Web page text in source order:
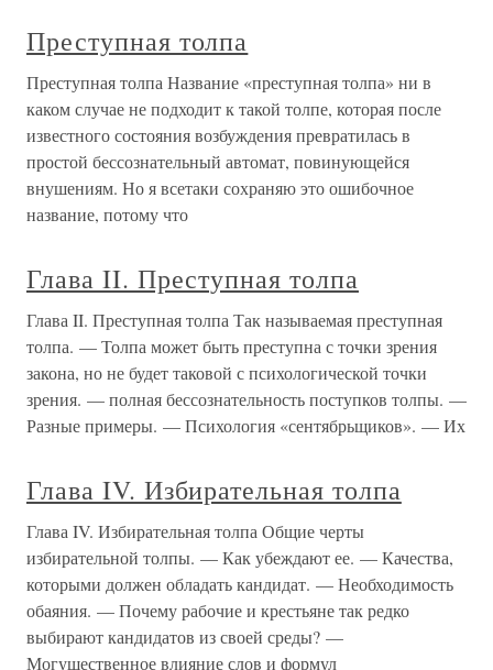
Преступная толпа
Преступная толпа Название «преступная толпа» ни в
каком случае не подходит к такой толпе, которая после
известного состояния возбуждения превратилась в
простой бессознательный автомат, повинующейся
внушениям. Но я всетаки сохраняю это ошибочное
название, потому что
Глава II. Преступная толпа
Глава II. Преступная толпа Так называемая преступная
толпа. — Толпа может быть преступна с точки зрения
закона, но не будет таковой с психологической точки
зрения. — полная бессознательность поступков толпы. —
Разные примеры. — Психология «сентябрьщиков». — Их
Глава IV. Избирательная толпа
Глава IV. Избирательная толпа Общие черты
избирательной толпы. — Как убеждают ее. — Качества,
которыми должен обладать кандидат. — Необходимость
обаяния. — Почему рабочие и крестьяне так редко
выбирают кандидатов из своей среды? —
Могущественное влияние слов и формул